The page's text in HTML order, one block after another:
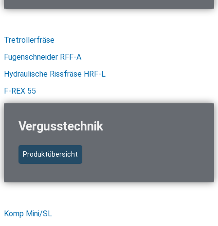
Tretrollerfräse
Fugenschneider RFF-A
Hydraulische Rissfräse HRF-L
F-REX 55
Vergusstechnik
Produktübersicht
Komp Mini/SL